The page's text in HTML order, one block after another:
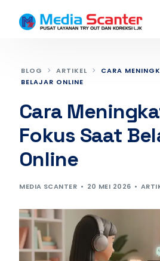
BLOG ARTIKEL
CARA
BELAJAR ONLINE
Cara
Fokus Saat
Online
MEDIA SCANTER 20 MEI 2026